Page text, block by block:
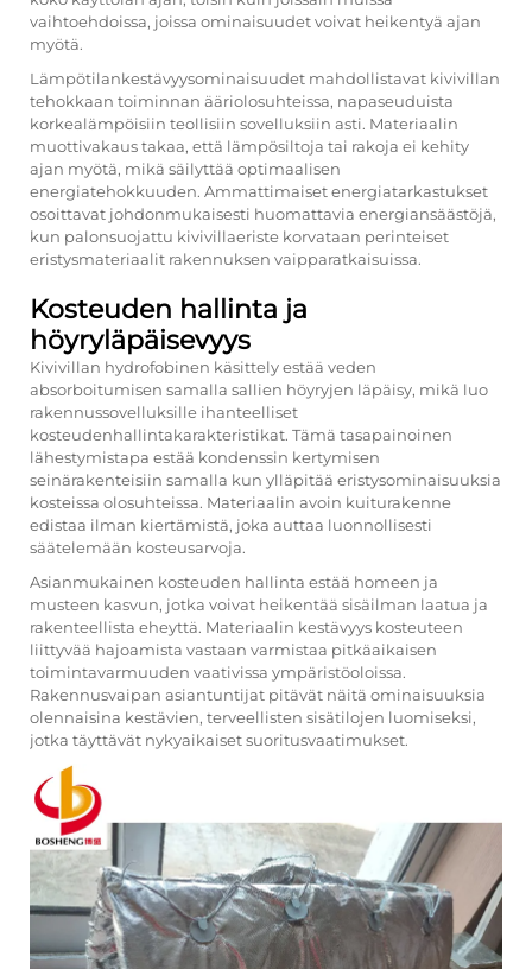
vaihtoehdoissa, joissa ominaisuudet voivat heikentyä ajan
myötä.
Lämpötilankestävyysominaisuudet mahdollistavat kivivillan
tehokkaan toiminnan ääriolosuhteissa, napaseuduista
korkealämpöisiin teollisiin sovelluksiin asti. Materiaalin
muottivakaus takaa, että lämpösiltoja tai rakoja ei kehity
ajan myötä, mikä säilyttää optimaalisen
energiatehokkuuden. Ammattimaiset energiatarkastukset
osoittavat johdonmukaisesti huomattavia energiansäästöjä,
kun palonsuojattu kivivillaeriste korvataan perinteiset
eristysmateriaalit rakennuksen vaipparatkaisuissa.
Kosteuden hallinta ja
höyryläpäisevyys
Kivivillan hydrofobinen käsittely estää veden
absorboitumisen samalla sallien höyryjen läpäisy, mikä luo
rakennussovelluksille ihanteelliset
kosteudenhallintakarakteristikat. Tämä tasapainoinen
lähestymistapa estää kondenssin kertymisen
seinärakenteisiin samalla kun ylläpitää eristysominaisuuksia
kosteissa olosuhteissa. Materiaalin avoin kuiturakenne
edistaa ilman kiertämistä, joka auttaa luonnollisesti
säätelemään kosteusarvoja.
Asianmukainen kosteuden hallinta estää homeen ja
musteen kasvun, jotka voivat heikentää sisäilman laatua ja
rakenteellista eheyttä. Materiaalin kestävyys kosteuteen
liittyvää hajoamista vastaan varmistaa pitkäaikaisen
toimintavarmuuden vaativissa ympäristöoloissa.
Rakennusvaipan asiantuntijat pitävät näitä ominaisuuksia
olennaisina kestävien, terveellisten sisätilojen luomiseksi,
jotka täyttävät nykyaikaiset suoritusvaatimukset.